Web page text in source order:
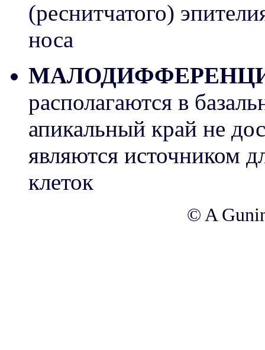
(реснитчатого)
носа
располагаются в
апикальный край не
являются источником
клеток
© A